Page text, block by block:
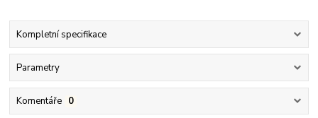
Kompletní specifikace
Parametry
Komentáře 0